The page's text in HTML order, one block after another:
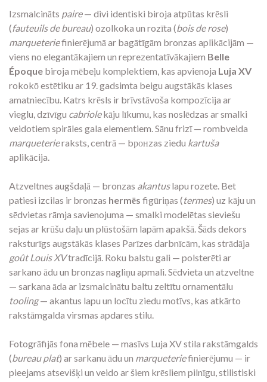
Izsmalcināts paire— divi identiski biroja atpūtas krēsli
(fauteuils de bureau) ozolkoka un rozīta (bois de rose)
marqueteriefinierējumā ar bagātīgām bronzas aplikācijām —
viens no elegantākajiem un reprezentatīvākajiem Belle
Époque biroja mēbeļu komplektiem, kas apvienoja Luja XV
rokokō estētiku ar 19. gadsimta beigu augstākās klases
amatniecību. Katrs krēsls ir brīvstāvoša kompozīcija ar
vieglu, dzīvīgu cabriolekāju līkumu, kas noslēdzas ar smalki
veidotiem spirāles gala elementiem. Sānu frizī — rombveida
marqueterieraksts, centrā — bронzas ziedu kartuša
aplikācija.
Atzveltnes augšdaļā — bronzas akantuslapu rozete. Bet
patiesi izcilas ir bronzas hermēs figūriņas (termes) uz kāju un
sēdvietas rāmja savienojuma — smalki modelētas sieviešu
sejas ar krūšu daļu un plūstošām lapām apakšā. Šāds dekors
raksturīgs augstākās klases Parīzes darbnīcām, kas strādāja
goût Louis XVtradīcijā. Roku balstu gali — polsterēti ar
sarkano ādu un bronzas nagliņu apmali. Sēdvieta un atzveltne
— sarkana āda ar izsmalcinātu baltu zeltītu ornamentālu
tooling— akantus lapu un locītu ziedu motīvs, kas atkārto
rakstāmgalda virsmas apdares stilu.
Fotogrāfijās fona mēbele — masīvs Luja XV stila rakstāmgalds
(bureau plat) ar sarkanu ādu un marqueteriefinierējumu — ir
pieejams atsevišķi un veido ar šiem krēsliem pilnīgu, stilistiski